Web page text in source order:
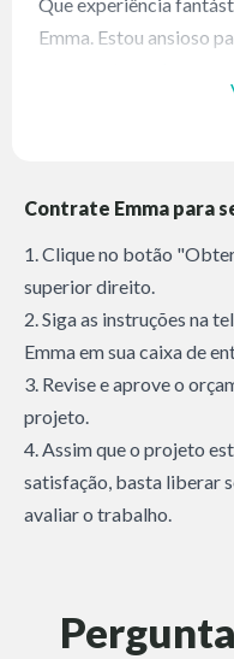
Emma. Estou ansioso
Contrate Emma para
1. Clique no botão
superior direito.
2. Siga as instruções na
Emma em sua caixa de
3. Revise e aprove o
projeto.
4. Assim que o projeto
satisfação, basta liberar
avaliar o trabalho.